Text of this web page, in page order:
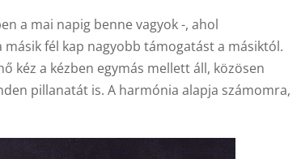
a mai napig benne vagyok -, ahol
fél kap nagyobb támogatást a másiktól.
kéz a kézben egymás mellett áll, közösen
pillanatát is. A harmónia alapja számomra,